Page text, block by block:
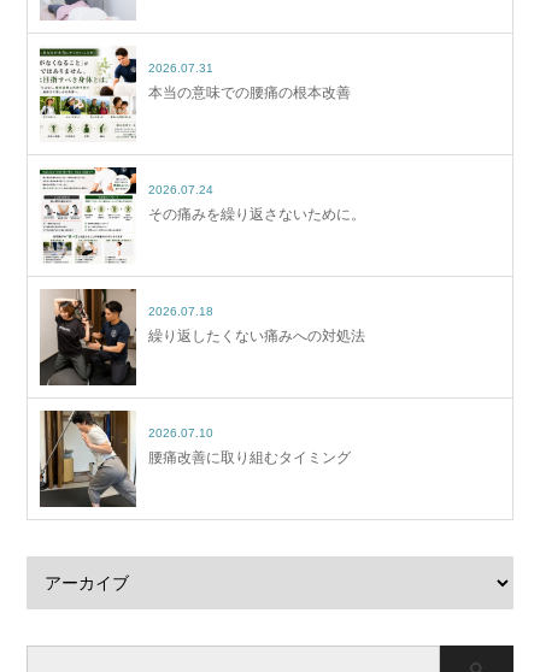
2026.07.31
本当の意味での腰痛の根本改善
2026.07.24
その痛みを繰り返さないために。
2026.07.18
繰り返したくない痛みへの対処法
2026.07.10
腰痛改善に取り組むタイミング